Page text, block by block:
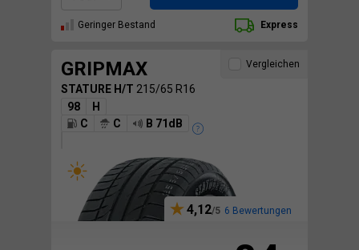
Geringer Bestand Express
GRIPMAX
STATURE H/T 215/65 R16
98
H
C
C B 71dB
4,12 6 Bewertungen
Vergleichen